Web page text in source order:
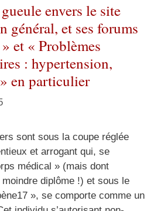
envers le site
général, et ses forums
et « Problèmes
: hypertension,
en particulier
sont sous la coupe réglée
et arrogant qui, se
médical » (mais dont
moindre diplôme !) et sous le
», se comporte comme un